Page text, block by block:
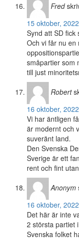
Fred
15 oktober,
Synd att SD fick
Och vi får nu en
småpartier som
till just
Robert
16 oktober,
Vi har äntligen
är modernt och
suveränt land.
Den Svenska
Sverige är ett
rent och fint
Anonym
16 oktober,
Det här är inte
2 största partiet
Svenska folket